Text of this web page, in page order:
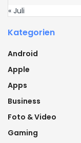
« Juli
Kategorien
Android
Apple
Apps
Business
Foto & Video
Gaming